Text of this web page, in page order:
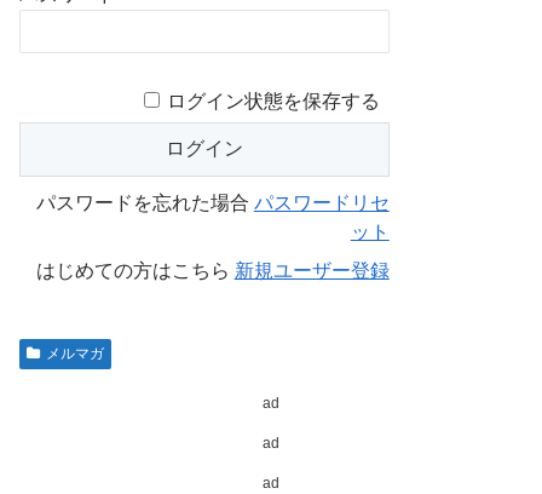
ログイン状態を保存する
パスワードを忘れた場合 パスワードリセ
ット
はじめての方はこちら 新規ユーザー登録
メルマガ
ad
ad
ad